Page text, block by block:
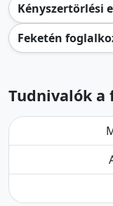
Kényszertörlési
Feketén
Tudnivalók